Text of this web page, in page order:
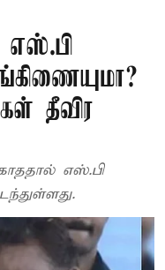
எஸ்.பி
தீவிர
எஸ்.பி